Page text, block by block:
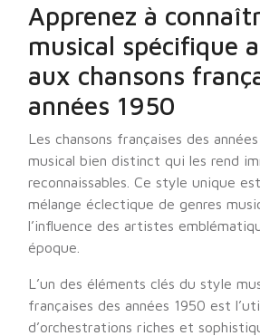
Apprenez à
musical spécifique
aux chansons
années 1950
Les chansons françaises des
musical bien distinct qui les rend
reconnaissables. Ce style unique
mélange éclectique de genres
l’influence des artistes
époque.
L’un des éléments clés du style
françaises des années 1950 est
d’orchestrations riches et